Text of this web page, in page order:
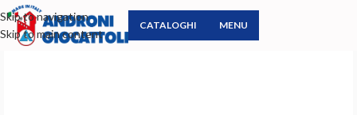
Skip to navigation
Skip to main content
CATALOGHI MENU